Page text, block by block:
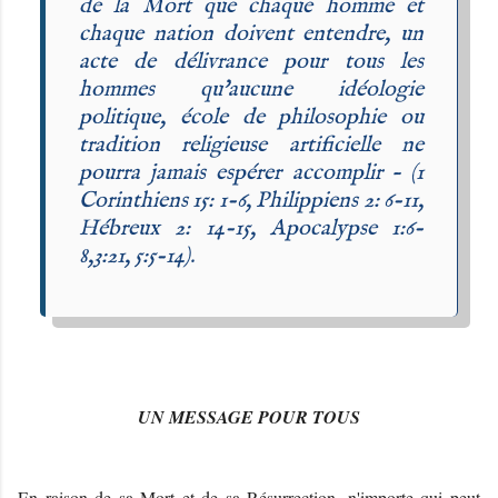
de la Mort que chaque homme et
chaque nation doivent entendre, un
acte de délivrance pour tous les
hommes qu'aucune idéologie
politique, école de philosophie ou
tradition religieuse artificielle ne
pourra jamais espérer accomplir – (1
Corinthiens 15: 1-6, Philippiens 2: 6-11,
Hébreux 2: 14-15, Apocalypse 1:6-
8,3:21, 5:5-14).
UN MESSAGE POUR TOUS